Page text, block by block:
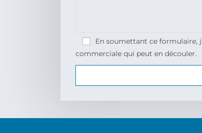
En soumettant ce formulaire,
commerciale qui peut en découler.